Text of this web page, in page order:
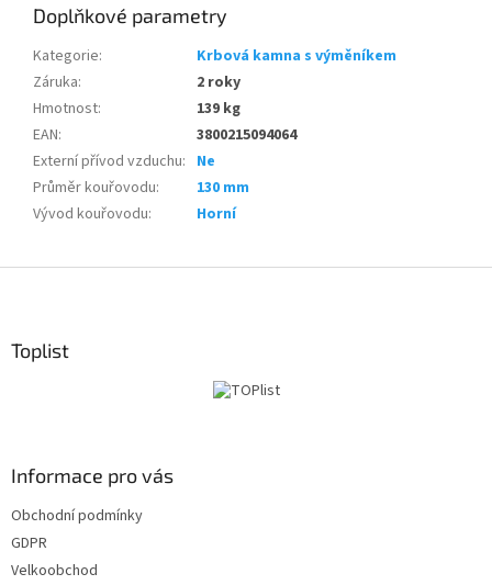
Doplňkové parametry
Kategorie:
Krbová kamna s výměníkem
Záruka:
2 roky
Hmotnost:
139 kg
EAN:
3800215094064
Externí přívod vzduchu: Ne
Průměr kouřovodu:
130 mm
Vývod kouřovodu: Horní
Toplist
Informace pro vás
Obchodní podmínky
GDPR
Velkoobchod